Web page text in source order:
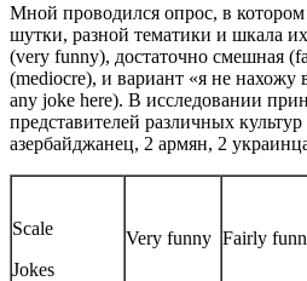
Мной проводился опрос, в котором
шутки, разной тематики и шкала
(very funny), достаточно смешная
(mediocre), и вариант «я не нахожу
any joke here). В исследовании
представителей различных
азербайджанец, 2 армян, 2
Scale
Jokes
Very funny Fairly